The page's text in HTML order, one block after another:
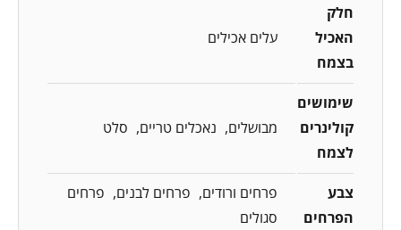
חלק
האכיל
בצמח
עלים אכילים
שימושים
קולינרים
לצמח
מבושלים נאכלים טריים סלט
צבע
הפרחים
פרחים ורודים פרחים לבנים
פרחים
סגולים